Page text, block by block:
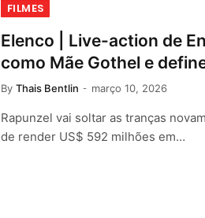
FILMES
Elenco | Live-action de
como Mãe Gothel e
By Thais Bentlin março 10, 2026
Rapunzel vai soltar as tranças
de render US$ 592 milhões em…